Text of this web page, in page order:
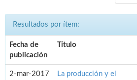
Resultados por ítem:
Fecha de
publicación
Título
2-mar-2017
La producción y el